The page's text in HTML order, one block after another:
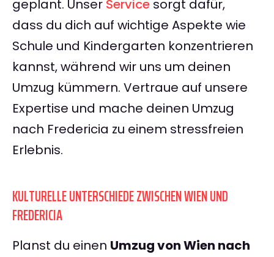
geplant. Unser Service sorgt dafür,
dass du dich auf wichtige Aspekte wie
Schule und Kindergarten konzentrieren
kannst, während wir uns um deinen
Umzug kümmern. Vertraue auf unsere
Expertise und mache deinen Umzug
nach Fredericia zu einem stressfreien
Erlebnis.
KULTURELLE UNTERSCHIEDE ZWISCHEN WIEN UND
FREDERICIA
Planst du einen Umzug von Wien nach